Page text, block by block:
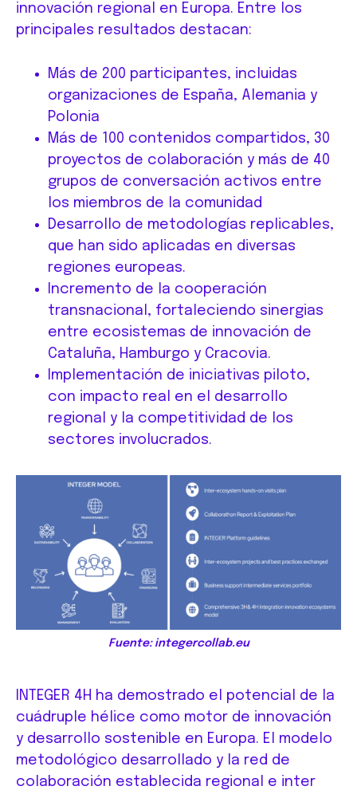
innovación regional en Europa. Entre los
principales resultados destacan:
Más de 200 participantes, incluidas
organizaciones de España, Alemania y
Polonia
Más de 100 contenidos compartidos, 30
proyectos de colaboración y más de 40
grupos de conversación activos entre
los miembros de la comunidad
Desarrollo de metodologías replicables,
que han sido aplicadas en diversas
regiones europeas.
Incremento de la cooperación
transnacional, fortaleciendo sinergias
entre ecosistemas de innovación de
Cataluña, Hamburgo y Cracovia.
Implementación de iniciativas piloto,
con impacto real en el desarrollo
regional y la competitividad de los
sectores involucrados.
Fuente: integercollab.eu
INTEGER 4H ha demostrado el potencial de la
cuádruple hélice como motor de innovación
y desarrollo sostenible en Europa. El modelo
metodológico desarrollado y la red de
colaboración establecida regional e inter